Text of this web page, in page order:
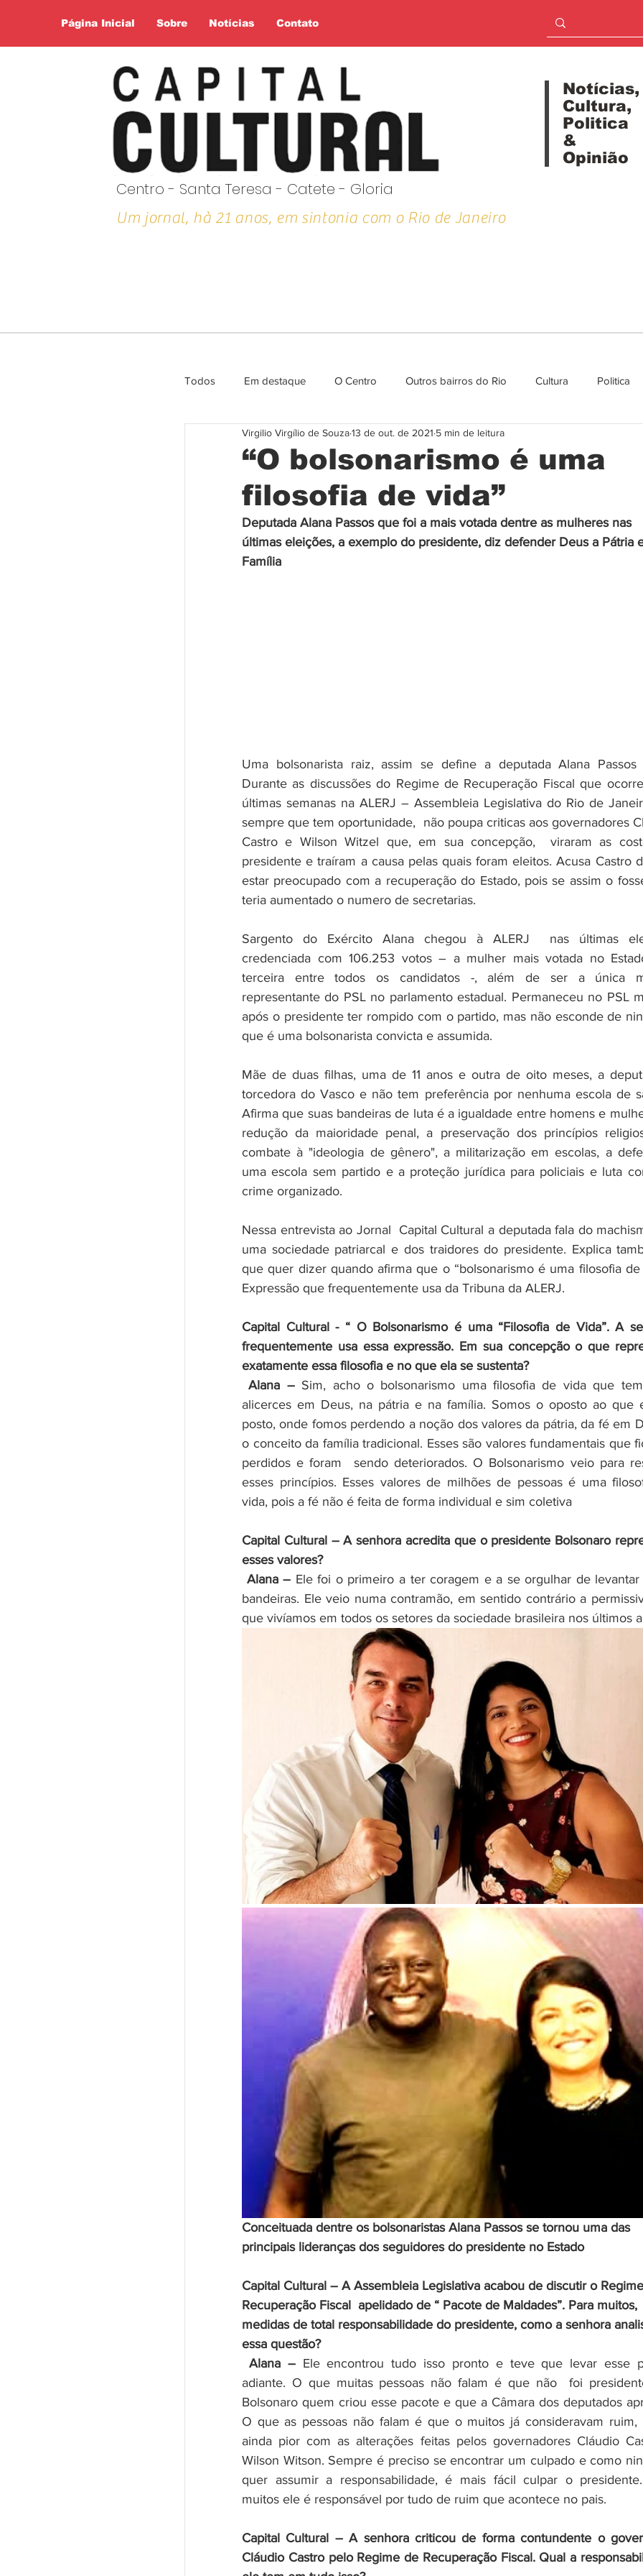
Página Inicial Sobre Notícias Contato
Centro - Santa Teresa - Catete - Gloria
Notícias,
Cultura,
Politica
&
Opinião
Um jornal, hà 21 anos, em sintonia com o Rio de Janeiro
Todos Em destaque O Centro Outros bairros do Rio Cultura Politica
Entrevista e Opiniao Agenda cultural
“O bolsonarismo é uma
filosofia de vida”
Virgilio Virgílio de Souza13 de out. de 2021 5 min de leitura
Deputada Alana Passos que foi a mais votada dentre as mulheres nas
últimas eleições, a exemplo do presidente, diz defender Deus a Pátria
Família
Uma bolsonarista raiz, assim se define a deputada Alana Passos
Durante as discussões do Regime de Recuperação Fiscal que
últimas semanas na ALERJ – Assembleia Legislativa do Rio de
sempre que tem oportunidade,  não poupa criticas aos governadores
Castro e Wilson Witzel que, em sua concepção,  viraram as
presidente e traíram a causa pelas quais foram eleitos. Acusa Castro
estar preocupado com a recuperação do Estado, pois se assim o
teria aumentado o numero de secretarias.
Sargento do Exército Alana chegou à ALERJ  nas últimas
credenciada com 106.253 votos – a mulher mais votada no
terceira entre todos os candidatos -, além de ser a única
representante do PSL no parlamento estadual. Permaneceu no PSL
após o presidente ter rompido com o partido, mas não esconde de
que é uma bolsonarista convicta e assumida.
Mãe de duas filhas, uma de 11 anos e outra de oito meses, a
torcedora do Vasco e não tem preferência por nenhuma escola de
Afirma que suas bandeiras de luta é a igualdade entre homens e
redução da maioridade penal, a preservação dos princípios
combate à "ideologia de gênero", a militarização em escolas, a
uma escola sem partido e a proteção jurídica para policiais e luta
crime organizado.
Nessa entrevista ao Jornal  Capital Cultural a deputada fala do
uma sociedade patriarcal e dos traidores do presidente. Explica
que quer dizer quando afirma que o “bolsonarismo é uma filosofia de
Expressão que frequentemente usa da Tribuna da ALERJ.
Capital Cultural - “ O Bolsonarismo é uma “Filosofia de Vida”. A
frequentemente usa essa expressão. Em sua concepção o que
exatamente essa filosofia e no que ela se sustenta?
Alana – Sim, acho o bolsonarismo uma filosofia de vida que
alicerces em Deus, na pátria e na família. Somos o oposto ao que
posto, onde fomos perdendo a noção dos valores da pátria, da fé em
o conceito da família tradicional. Esses são valores fundamentais que
perdidos e foram  sendo deteriorados. O Bolsonarismo veio para
esses princípios. Esses valores de milhões de pessoas é uma
vida, pois a fé não é feita de forma individual e sim coletiva
Capital Cultural – A senhora acredita que o presidente Bolsonaro
esses valores?
Alana – Ele foi o primeiro a ter coragem e a se orgulhar de levantar
bandeiras. Ele veio numa contramão, em sentido contrário a
que vivíamos em todos os setores da sociedade brasileira nos últimos
Conceituada dentre os bolsonaristas Alana Passos se tornou uma das
principais lideranças dos seguidores do presidente no Estado
Capital Cultural – A Assembleia Legislativa acabou de discutir o
Recuperação Fiscal  apelidado de “ Pacote de Maldades”. Para muitos,
medidas de total responsabilidade do presidente, como a senhora
essa questão?
Alana – Ele encontrou tudo isso pronto e teve que levar esse
adiante. O que muitas pessoas não falam é que não  foi
Bolsonaro quem criou esse pacote e que a Câmara dos deputados
O que as pessoas não falam é que o muitos já consideravam ruim,
ainda pior com as alterações feitas pelos governadores Cláudio
Wilson Witson. Sempre é preciso se encontrar um culpado e como
quer assumir a responsabilidade, é mais fácil culpar o
muitos ele é responsável por tudo de ruim que acontece no pais.
Capital Cultural – A senhora criticou de forma contundente o
Cláudio Castro pelo Regime de Recuperação Fiscal. Qual a